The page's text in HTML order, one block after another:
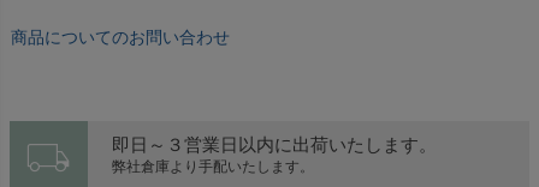
商品についてのお問い合わせ
local_shipping 即日～３営業日以内に出荷いたします。
弊社倉庫より手配いたします。